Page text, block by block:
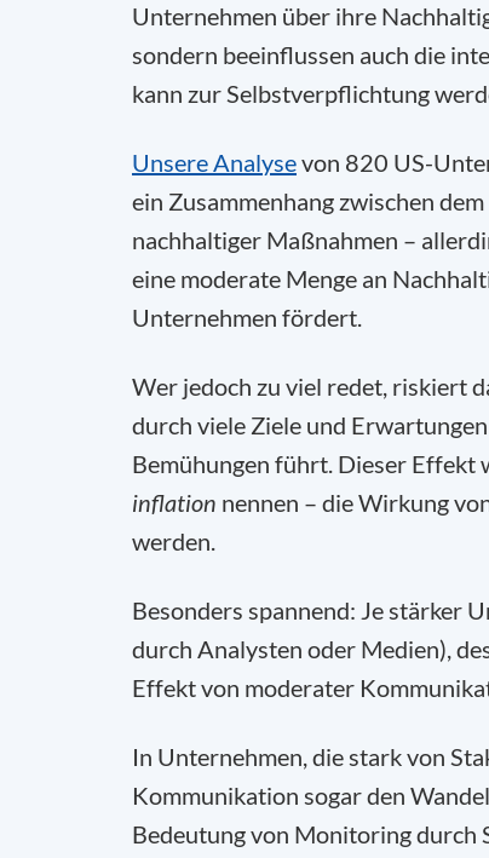
Unternehmen über ihre
sondern beeinflussen auch die
kann zur Selbstverpflichtung
Unsere Analysevon 820 US-
ein Zusammenhang zwischen
nachhaltiger Maßnahmen –
eine moderate Menge an
Unternehmen fördert.
Wer jedoch zu viel redet, riskiert
durch viele Ziele und
Bemühungen führt. Dieser Effekt
inflation nennen – die Wirkung
werden.
Besonders spannend: Je stärker
durch Analysten oder Medien),
Effekt von moderater
In Unternehmen, die stark von
Kommunikation sogar den
Bedeutung von Monitoring